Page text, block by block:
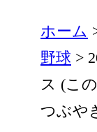
ホーム
野球
ス (こ
つぶや